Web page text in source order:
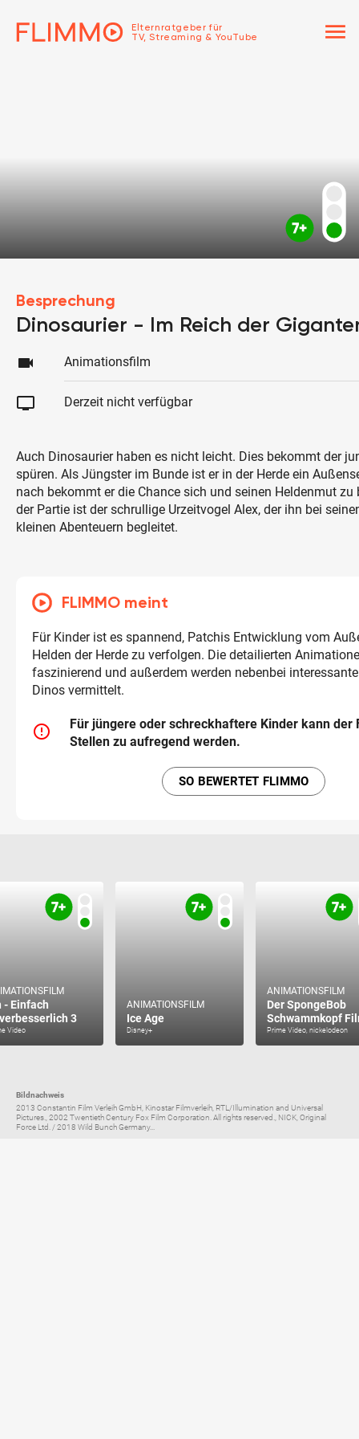
Elternratgeber für
TV, Streaming & YouTube
menu
Besprechung
Dinosaurier - Im Reich der
videocam Animationsfilm
tv Derzeit nicht verfügbar
Auch Dinosaurier haben es nicht leicht. Dies bekommt der
spüren. Als Jüngster im Bunde ist er in der Herde ein
nach bekommt er die Chance sich und seinen Heldenmut zu
der Partie ist der schrullige Urzeitvogel Alex, der ihn bei
kleinen Abenteuern begleitet.
FLIMMO meint
Für Kinder ist es spannend, Patchis Entwicklung vom
Helden der Herde zu verfolgen. Die detailierten
faszinierend und außerdem werden nebenbei
Dinos vermittelt.
error_outline
Für jüngere oder schreckhaftere Kinder kann der
Stellen zu aufregend werden.
SO BEWERTET FLIMMO
- Einfach
3
Video
ANIMATIONSFILM
Ice Age
Disney+
ANIMATIONSFILM
Der SpongeBob
Schwammkopf
Prime Video, nickelodeon
Bildnachweis
2013 Constantin Film Verleih GmbH, Kinostar Filmverleih, RTL/Illumination and Universal
Pictures., 2002 Twentieth Century Fox Film Corporation. All rights reserved., NICK, Original
Force Ltd. / 2018 Wild Bunch Germany...